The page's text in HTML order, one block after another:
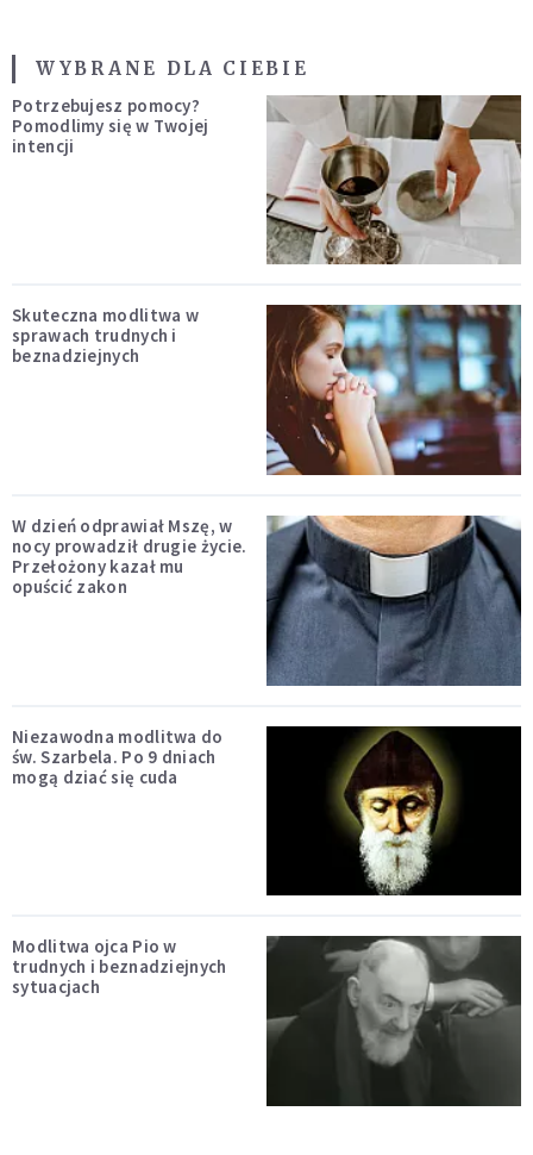
WYBRANE DLA CIEBIE
Potrzebujesz pomocy?
Pomodlimy się w Twojej
intencji
Skuteczna modlitwa w
sprawach trudnych i
beznadziejnych
W dzień odprawiał Mszę, w
nocy prowadził drugie życie.
Przełożony kazał mu
opuścić zakon
Niezawodna modlitwa do
św. Szarbela. Po 9 dniach
mogą dziać się cuda
Modlitwa ojca Pio w
trudnych i beznadziejnych
sytuacjach